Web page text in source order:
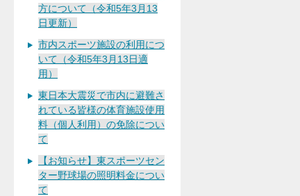
方について（令和5年3月13
日更新）
市内スポーツ施設の利用につ
いて（令和5年3月13日適
用）
東日本大震災で市内に避難さ
れている皆様の体育施設使用
料（個人利用）の免除につい
て
【お知らせ】東スポーツセン
ター野球場の照明料金につい
て